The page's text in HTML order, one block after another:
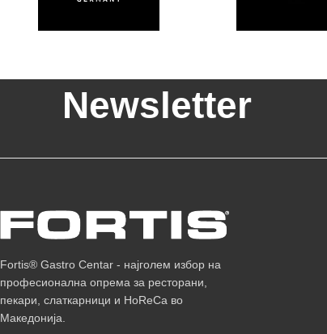
Newsletter
Fortis® Gastro Centar - најголем избор на
професионална опрема за ресторани,
пекари, слаткарници и HoReCa во
Македонија.